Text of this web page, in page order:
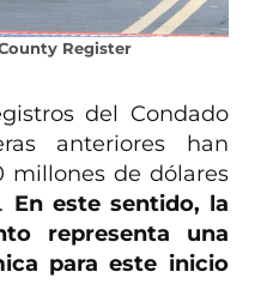
Register
del Condado
anteriores han
millones de dólares
En este sentido, la
representa una
para este inicio